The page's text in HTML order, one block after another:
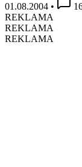
01.08.2004 •
REKLAMA
REKLAMA
REKLAMA